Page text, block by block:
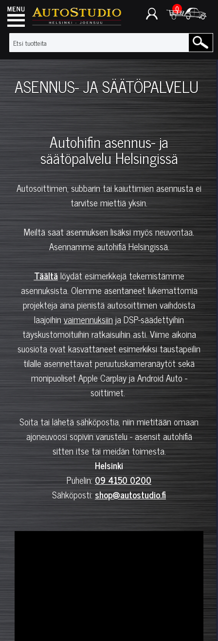
0
ASENNUS- JA SÄÄTÖPALVELU
Autohifin asennus- ja
säätöpalvelu Helsingissä
Autosoittimen, subbarin tai kaiuttimien asennusta ei
tarvitse miettiä yksin.
Meiltä saat asennuksen lisäksi myös neuvontaa.
Asennamme autohifiä Helsingissä.
Täältälöydät esimerkkejä tekemistämme
asennuksista. Olemme asentaneet lukemattomia
projekteja aina pienistä autosoittimen vaihdoista
laajoihinvaimennuksiin ja DSP-säädettyihin
täyskustomoituihin ratkaisuihin asti. Viime aikoina
suosiota ovat kasvattaneet esimerkiksi taustapeilin
tilalle asennettavat peruutuskameranäytöt sekä
monipuoliset Apple Carplay ja Android Auto -
soittimet.
Soita tai lähetä sähköpostia, niin mietitään omaan
ajoneuvoosi sopivin varustelu - asensit autohifiä
sitten itse tai meidän toimesta.
Helsinki
Puhelin:09 4150 0200
Sähköposti:shop@autostudio.fi